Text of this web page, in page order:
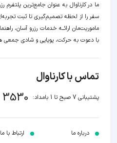
ما در کارناوال به عنوان جامع‌ترین
سفر را از لحظه‌ تصمیم‌گیری تا ثبت
ماموریت‌مان اراﺋــﻪ خدمات رزرو آسان،
با دعوت به حرکت، پویایی و شادی جمعی
تماس با کارناوال
پشتیبانی 7 صبح تا 1 بامداد: 3530
درباره ما ارتباط با ما